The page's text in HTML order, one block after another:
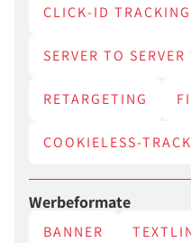
CLICK-ID TRACKING
SERVER TO
RETARGETING
COOKIELESS-
Werbeformate
BANNER